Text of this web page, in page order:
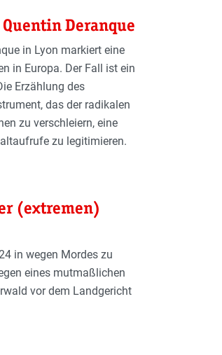
Deranque
in Lyon markiert eine
in Europa. Der Fall ist ein
Erzählung des
das der radikalen
zu verschleiern, eine
zu legitimieren.
(extremen)
in wegen Mordes zu
eines mutmaßlichen
vor dem Landgericht